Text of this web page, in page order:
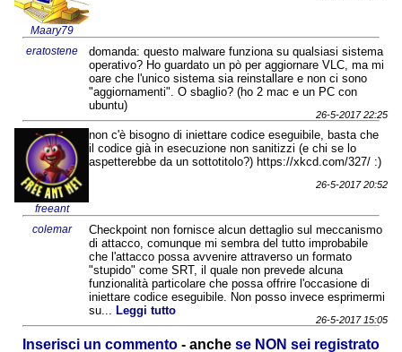
Maary79
eratostene
domanda: questo malware funziona su qualsiasi sistema
operativo? Ho guardato un pò per aggiornare VLC, ma mi
oare che l'unico sistema sia reinstallare e non ci sono
"aggiornamenti". O sbaglio? (ho 2 mac e un PC con
ubuntu)
26-5-2017 22:25
freeant
non c'è bisogno di iniettare codice eseguibile, basta che
il codice già in esecuzione non sanitizzi (e chi se lo
aspetterebbe da un sottotitolo?) https://xkcd.com/327/ :)
26-5-2017 20:52
colemar
Checkpoint non fornisce alcun dettaglio sul meccanismo
di attacco, comunque mi sembra del tutto improbabile
che l'attacco possa avvenire attraverso un formato
"stupido" come SRT, il quale non prevede alcuna
funzionalità particolare che possa offrire l'occasione di
iniettare codice eseguibile. Non posso invece esprimermi
su... Leggi tutto
26-5-2017 15:05
Inserisci un commento - anche se NON sei registrato